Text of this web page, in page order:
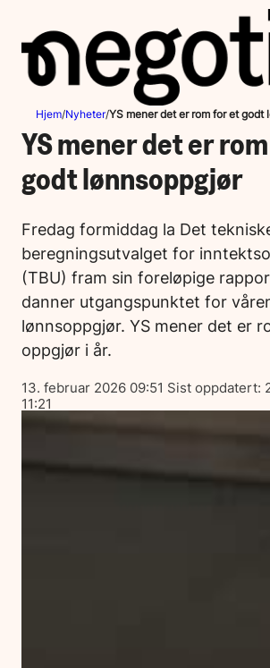
innhold
Hjem/Nyheter/YS mener det er rom for et godt
YS mener det er
godt lønnsoppgjør
Fredag formiddag la Det
beregningsutvalget for
(TBU) fram sin foreløpige
danner utgangspunktet for
lønnsoppgjør. YS mener det er
oppgjør i år.
Lagt
ut
på
13. februar 2026 09:51 Sist oppdatert:
11:21